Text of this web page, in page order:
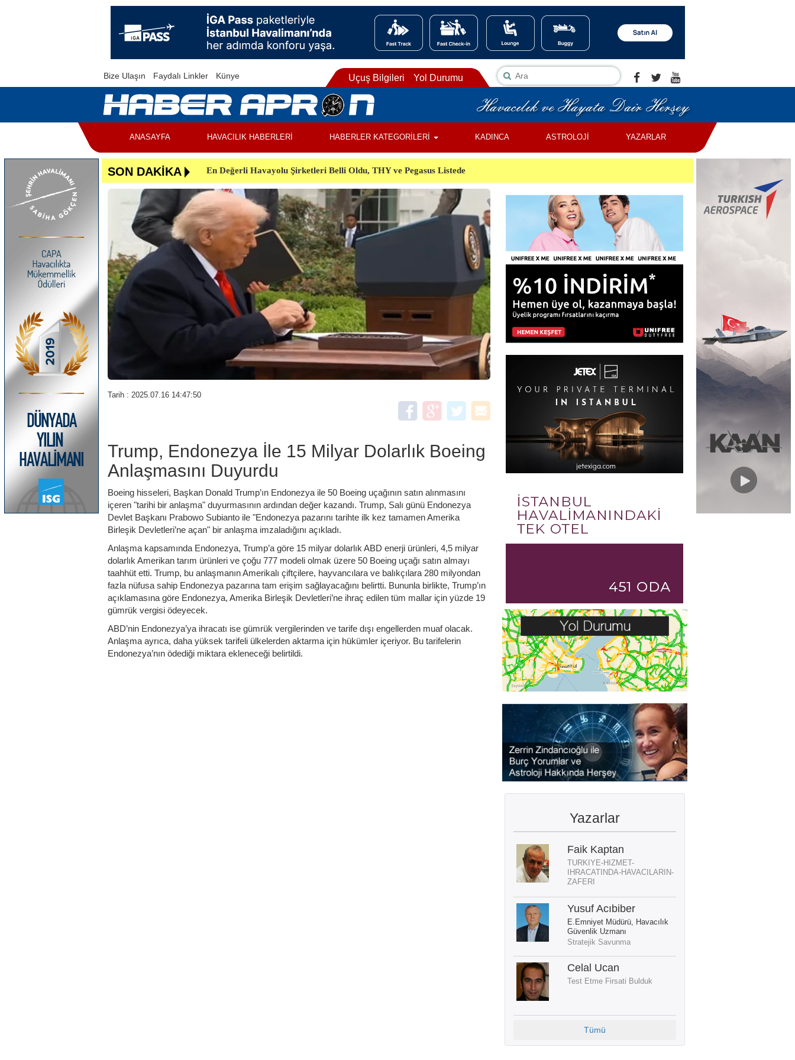
Bize Ulaşın Faydalı Linkler Künye Uçuş Bilgileri Yol Durumu
ANASAYFA HAVACILIK HABERLERİ HABERLER KATEGORİLERİ KADINCA ASTROLOJİ YAZARLAR
SON DAKİKA
En Değerli Havayolu Şirketleri Belli Oldu, THY ve Pegasus Listede
Yunanistan’da Orman Yangınında Görevli 2 Helikopter Havada Çarpıştı
Tarih : 2025.07.16 14:47:50
Trump, Endonezya İle 15 Milyar Dolarlık Boeing
Anlaşmasını Duyurdu
Boeing hisseleri, Başkan Donald Trump’ın Endonezya ile 50 Boeing uçağının satın alınmasını
içeren "tarihi bir anlaşma" duyurmasının ardından değer kazandı. Trump, Salı günü Endonezya
Devlet Başkanı Prabowo Subianto ile "Endonezya pazarını tarihte ilk kez tamamen Amerika
Birleşik Devletleri’ne açan" bir anlaşma imzaladığını açıkladı.
Anlaşma kapsamında Endonezya, Trump’a göre 15 milyar dolarlık ABD enerji ürünleri, 4,5 milyar
dolarlık Amerikan tarım ürünleri ve çoğu 777 modeli olmak üzere 50 Boeing uçağı satın almayı
taahhüt etti. Trump, bu anlaşmanın Amerikalı çiftçilere, hayvancılara ve balıkçılara 280 milyondan
fazla nüfusa sahip Endonezya pazarına tam erişim sağlayacağını belirtti. Bununla birlikte, Trump’ın
açıklamasına göre Endonezya, Amerika Birleşik Devletleri’ne ihraç edilen tüm mallar için yüzde 19
gümrük vergisi ödeyecek.
ABD’nin Endonezya’ya ihracatı ise gümrük vergilerinden ve tarife dışı engellerden muaf olacak.
Anlaşma ayrıca, daha yüksek tarifeli ülkelerden aktarma için hükümler içeriyor. Bu tarifelerin
Endonezya’nın ödediği miktara ekleneceği belirtildi.
Yazarlar
Faik Kaptan
TURKIYE-HIZMET-
IHRACATINDA-HAVACILARIN-
ZAFERI
Yusuf Acıbiber
E.Emniyet Müdürü, Havacılık
Güvenlik Uzmanı
Stratejik Savunma
Celal Ucan
Test Etme Firsati Bulduk
Tümü